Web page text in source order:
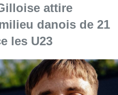
attire
danois de 21
les U23